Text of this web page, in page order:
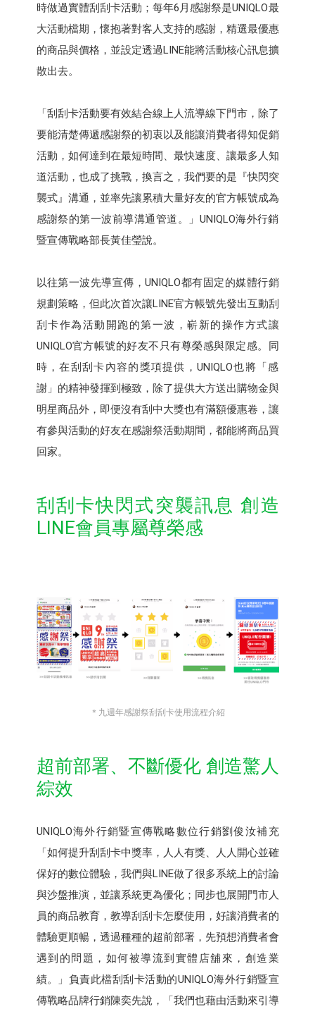
時做過實體刮刮卡活動；每年6月感謝祭是UNIQLO最
大活動檔期，懷抱著對客人支持的感謝，精選最優惠
的商品與價格，並設定透過LINE能將活動核心訊息擴
散出去。
「刮刮卡活動要有效結合線上人流導線下門市，除了
要能清楚傳遞感謝祭的初衷以及能讓消費者得知促銷
活動，如何達到在最短時間、最快速度、讓最多人知
道活動，也成了挑戰，換言之，我們要的是『快閃突
襲式』溝通，並率先讓累積大量好友的官方帳號成為
感謝祭的第一波前導溝通管道。」UNIQLO海外行銷
暨宣傳戰略部長黃佳瑩說。
以往第一波先導宣傳，UNIQLO都有固定的媒體行銷
規劃策略，但此次首次讓LINE官方帳號先發出互動刮
刮卡作為活動開跑的第一波，嶄新的操作方式讓
UNIQLO官方帳號的好友不只有尊榮感與限定感。同
時，在刮刮卡內容的獎項提供，UNIQLO也將「感
謝」的精神發揮到極致，除了提供大方送出購物金與
明星商品外，即便沒有刮中大獎也有滿額優惠卷，讓
有參與活動的好友在感謝祭活動期間，都能將商品買
回家。
刮刮卡快閃式突襲訊息 創造
LINE會員專屬尊榮感
＊九週年感謝祭刮刮卡使用流程介紹
超前部署、不斷優化 創造驚人
綜效
UNIQLO海外行銷暨宣傳戰略數位行銷劉俊汝補充
「如何提升刮刮卡中獎率，人人有獎、人人開心並確
保好的數位體驗，我們與LINE做了很多系統上的討論
與沙盤推演，並讓系統更為優化；同步也展開門市人
員的商品教育，教導刮刮卡怎麼使用，好讓消費者的
體驗更順暢，透過種種的超前部署，先預想消費者會
遇到的問題，如何被導流到實體店舖來，創造業
績。」負責此檔刮刮卡活動的UNIQLO海外行銷暨宣
傳戰略品牌行銷陳奕先說，「我們也藉由活動來引導